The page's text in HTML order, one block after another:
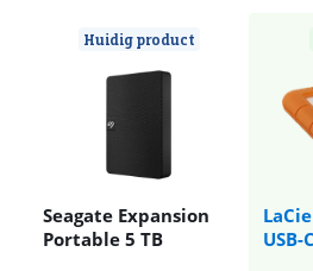
Huidig product
Seagate Expansion
Portable 5 TB
USB-